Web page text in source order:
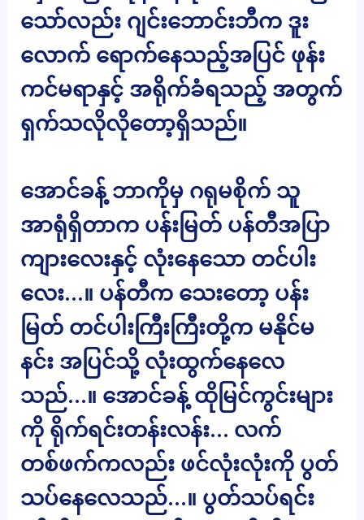
သော်လည်း ဂျင်းဘောင်းဘီက ဒူး
လောက် ရောက်နေသည့်အပြင် ဖုန်း
ကင်မရာနှင့် အရိုက်ခံရသည့် အတွက်
ရှက်သလိုလိုတော့ရှိသည်။
အောင်ခန့် ဘာကိုမှ ဂရုမစိုက် သူ
အာရုံရှိတာက ပန်းမြတ် ပန်တီအပြာ
ကျားလေးနှင့် လုံးနေသော တင်ပါး
လေး…။ ပန်တီက သေးတော့ ပန်း
မြတ် တင်ပါးကြီးကြီးတို့က မနိုင်မ
နင်း အပြင်သို့ လုံးထွက်နေလေ
သည်…။ အောင်ခန့် ထိုမြင်ကွင်းများ
ကို ရိုက်ရင်းတန်းလန်း… လက်
တစ်ဖက်ကလည်း ဖင်လုံးလုံးကို ပွတ်
သပ်နေလေသည်…။ ပွတ်သပ်ရင်း